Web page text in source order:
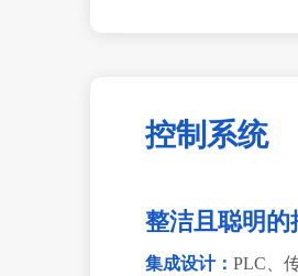
控制系统
整洁且聪明的
集成设计： PLC、